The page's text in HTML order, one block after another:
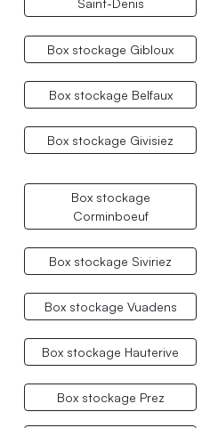
Saint-Denis
Box stockage Gibloux
Box stockage Belfaux
Box stockage Givisiez
Box stockage
Corminboeuf
Box stockage Siviriez
Box stockage Vuadens
Box stockage Hauterive
Box stockage Prez